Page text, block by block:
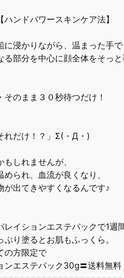
ンドパワースキンケア法】
浸かりながら、温まった手で
部分を中心に顔全体をそっと
のまま３０秒待つだけ！
だけ！？」Σ(・Д・)
しれませんが、
られ、血流が良くなり、
出てきやすくなるんです♪
イションエステパックで1週
り塗るとお肌もふっくら。
の方限定で
エステパック30g〓送料無料